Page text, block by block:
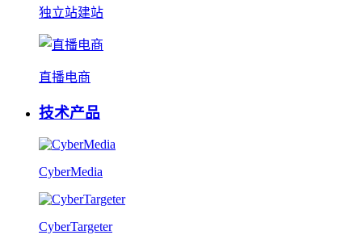
独立站建站
直播电商
技术产品
CyberMedia
CyberTargeter